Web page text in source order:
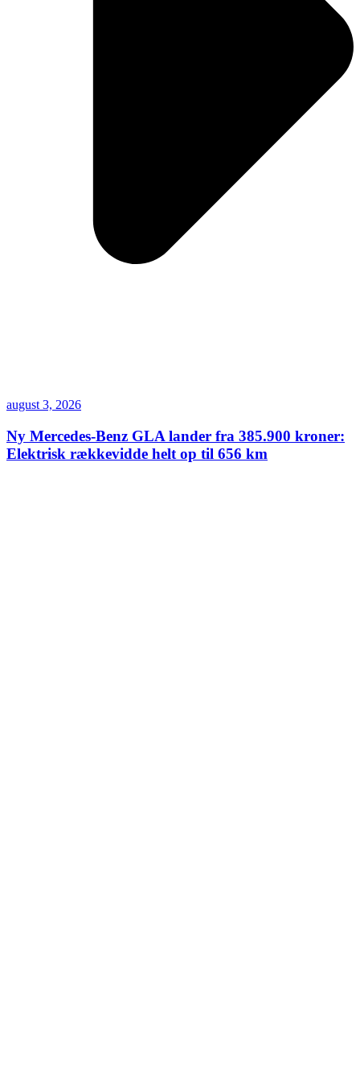
august 3, 2026
Ny Mercedes-Benz GLA lander fra 385.900 kroner:
Elektrisk rækkevidde helt op til 656 km